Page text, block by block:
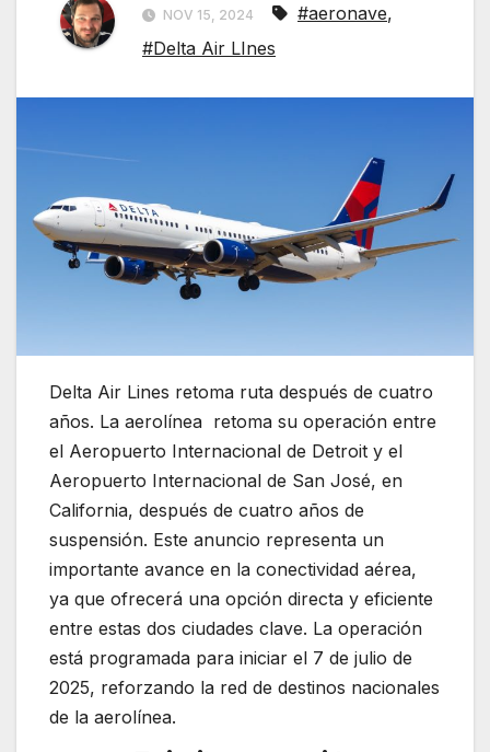
NOV 15, 2024 #aeronave,
#Delta Air LInes
Delta Air Lines retoma ruta después de cuatro
años. La aerolínea retoma su operación entre
el Aeropuerto Internacional de Detroit y el
Aeropuerto Internacional de San José, en
California, después de cuatro años de
suspensión. Este anuncio representa un
importante avance en la conectividad aérea,
ya que ofrecerá una opción directa y eficiente
entre estas dos ciudades clave. La operación
está programada para iniciar el 7 de julio de
2025, reforzando la red de destinos nacionales
de la aerolínea.